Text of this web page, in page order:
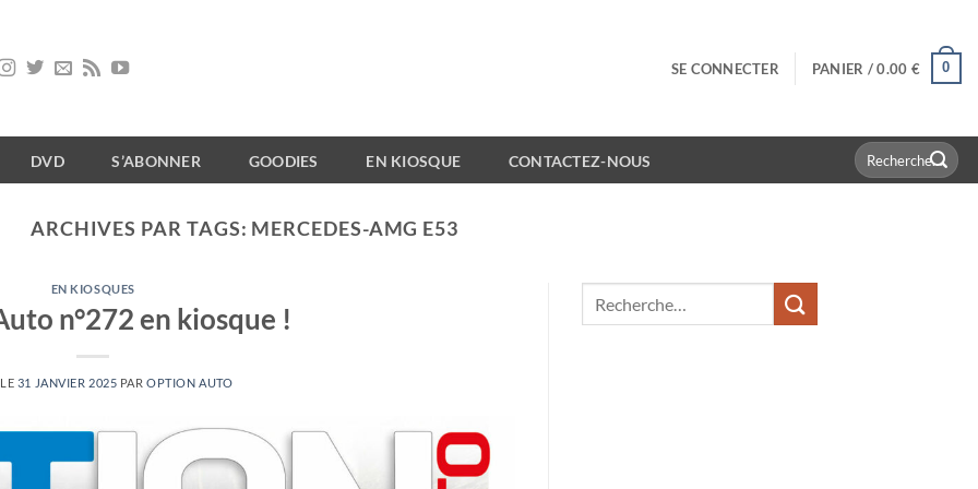
SE CONNECTER PANIER /0.00 € 0
DVD S’ABONNER GOODIES EN KIOSQUE CONTACTEZ-NOUS
Recherche
pour :
ARCHIVES PAR TAGS: MERCEDES-AMG E53
EN KIOSQUES
n°272 en kiosque !
31 JANVIER 2025 PAROPTION AUTO